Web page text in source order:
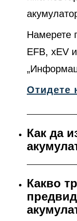
Намерете
EFB, xEV
Отидете
Как да
Какво